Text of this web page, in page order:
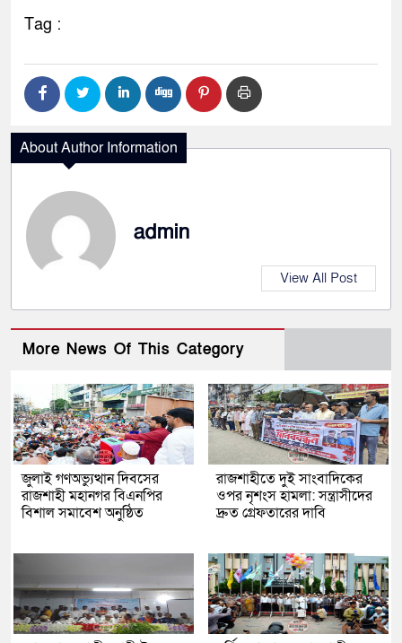
Tag :
About Author Information
admin
View All Post
More News Of This Category
জুলাই গণঅভ্যুত্থান দিবসের
রাজশাহী মহানগর বিএনপির
বিশাল সমাবেশ অনুষ্ঠিত
রাজশাহীতে দুই সাংবাদিকের
ওপর নৃশংস হামলা: সন্ত্রাসীদের
দ্রুত গ্রেফতারের দাবি